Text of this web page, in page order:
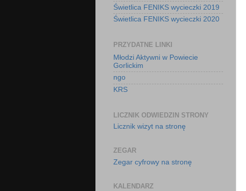
Świetlica FENIKS wycieczki 2019
Świetlica FENIKS wycieczki 2020
PRZYDATNE LINKI
Młodzi Aktywni w Powiecie
Gorlickim
ngo
KRS
LICZNIK ODWIEDZIN STRONY
Licznik wizyt na stronę
ZEGAR
Zegar cyfrowy na stronę
KALENDARZ